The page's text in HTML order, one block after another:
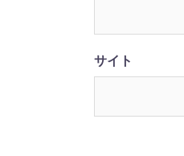
サイト